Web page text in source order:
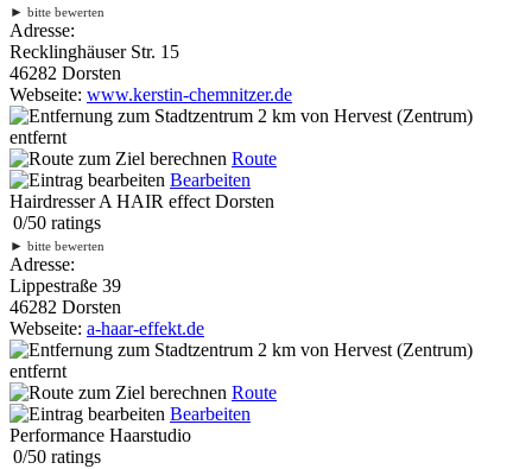
► bitte bewerten
Adresse:
Recklinghäuser Str. 15
46282 Dorsten
Webseite: www.kerstin-chemnitzer.de
2 km von Hervest (Zentrum)
entfernt
Route
Bearbeiten
Hairdresser A HAIR effect Dorsten
0/50 ratings
► bitte bewerten
Adresse:
Lippestraße 39
46282 Dorsten
Webseite: a-haar-effekt.de
2 km von Hervest (Zentrum)
entfernt
Route
Bearbeiten
Performance Haarstudio
0/50 ratings